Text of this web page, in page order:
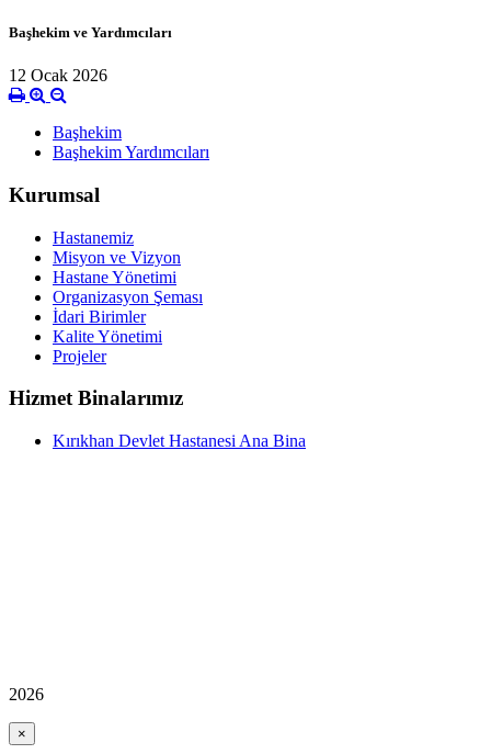
Başhekim ve Yardımcıları
12 Ocak 2026
Başhekim
Başhekim Yardımcıları
Kurumsal
Hastanemiz
Misyon ve Vizyon
Hastane Yönetimi
Organizasyon Şeması
İdari Birimler
Kalite Yönetimi
Projeler
Hizmet Binalarımız
Kırıkhan Devlet Hastanesi Ana Bina
2026
×